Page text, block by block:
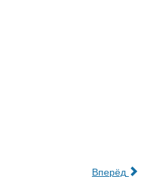
Вперёд